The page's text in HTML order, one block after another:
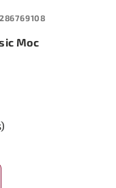
Classic Moc
286769108